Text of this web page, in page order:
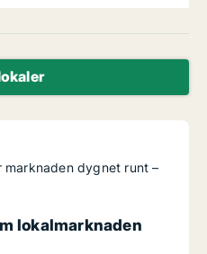
dygnet runt –
lokalmarknaden